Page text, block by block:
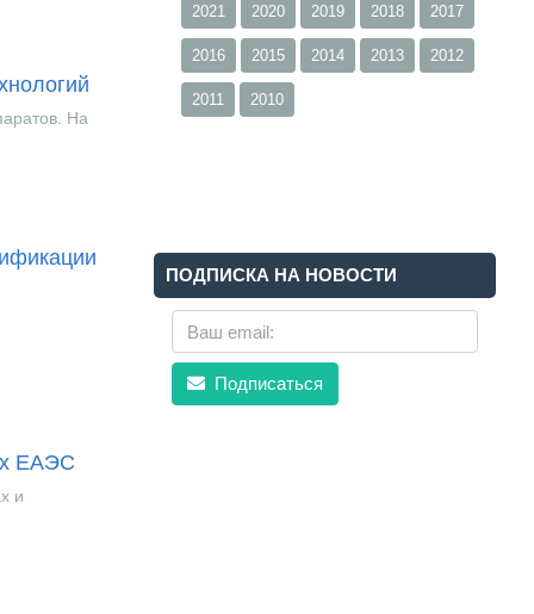
На
ЕАЭС
и
2021 2020 2019 2018 2017
2016 2015 2014 2013 2012
2011 2010
ПОДПИСКА НА НОВОСТИ
Подписаться